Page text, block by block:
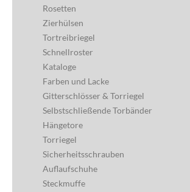
Rosetten
Zierhülsen
Tortreibriegel
Schnellroster
Kataloge
Farben und Lacke
Gitterschlösser & Torriegel
Selbstschließende Torbänder
Hängetore
Torriegel
Sicherheitsschrauben
Auflaufschuhe
Steckmuffe